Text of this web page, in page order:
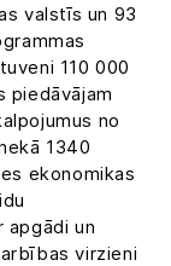
valstīs un 93
110 000
piedāvājam
no
1340
ekonomikas
apgādi un
virzieni